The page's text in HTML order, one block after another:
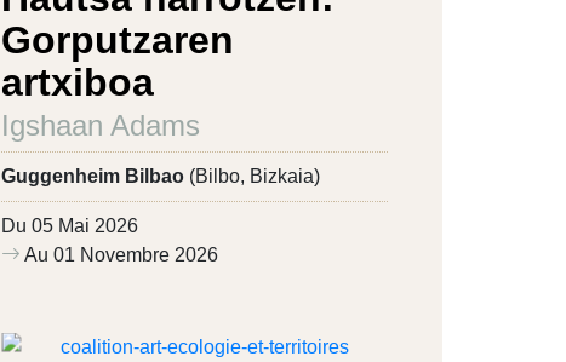
Gorputzaren
artxiboa
Igshaan Adams
Guggenheim Bilbao (Bilbo, Bizkaia)
Du 05 Mai 2026
Au 01 Novembre 2026